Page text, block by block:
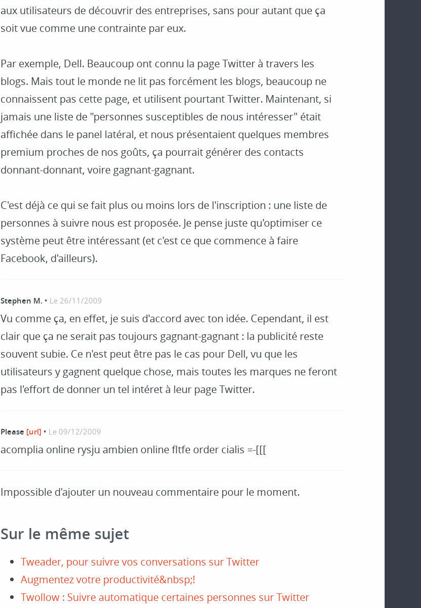
aux utilisateurs de découvrir des entreprises, sans pour autant que ça
soit vue comme une contrainte par eux.
Par exemple, Dell. Beaucoup ont connu la page Twitter à travers les
blogs. Mais tout le monde ne lit pas forcément les blogs, beaucoup ne
connaissent pas cette page, et utilisent pourtant Twitter. Maintenant, si
jamais une liste de "personnes susceptibles de nous intéresser" était
affichée dans le panel latéral, et nous présentaient quelques membres
premium proches de nos goûts, ça pourrait générer des contacts
donnant-donnant, voire gagnant-gagnant.
C'est déjà ce qui se fait plus ou moins lors de l'inscription : une liste de
personnes à suivre nous est proposée. Je pense juste qu'optimiser ce
système peut être intéressant (et c'est ce que commence à faire
Facebook, d'ailleurs).
Stephen M. • Le 26/11/2009
Vu comme ça, en effet, je suis d'accord avec ton idée. Cependant, il est
clair que ça ne serait pas toujours gagnant-gagnant : la publicité reste
souvent subie. Ce n'est peut être pas le cas pour Dell, vu que les
utilisateurs y gagnent quelque chose, mais toutes les marques ne feront
pas l'effort de donner un tel intéret à leur page Twitter.
Please [url] • Le 09/12/2009
acomplia online rysju ambien online fltfe order cialis =-[[[
Impossible d'ajouter un nouveau commentaire pour le moment.
Sur le même sujet
Tweader, pour suivre vos conversations sur Twitter
Augmentez votre productivité&nbsp;!
Twollow : Suivre automatique certaines personnes sur Twitter